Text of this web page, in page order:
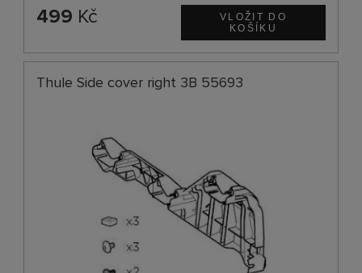
499 Kč
Thule Side cover right 3B 55693